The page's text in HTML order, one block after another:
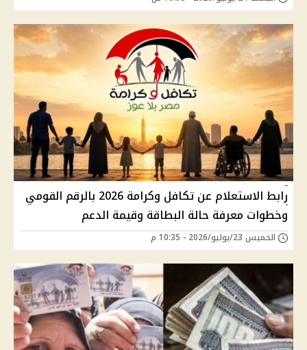
رابط الاستعلام عن تكافل وكرامة 2026 بالرقم القومي
وخطوات معرفة حالة البطاقة وقيمة الدعم
الخميس 23/يوليو/2026 - 10:35 م